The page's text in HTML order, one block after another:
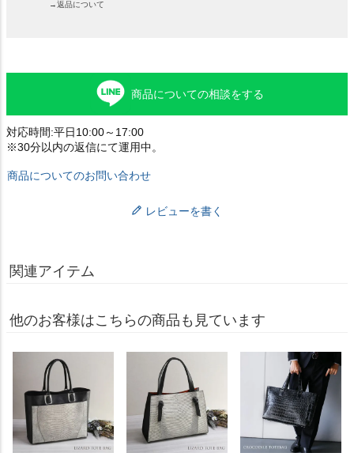
→返品について
商品についての相談をする
対応時間:平日10:00～17:00
※30分以内の返信にて運用中。
商品についてのお問い合わせ
レビューを書く
関連アイテム
他のお客様はこちらの商品も見ています